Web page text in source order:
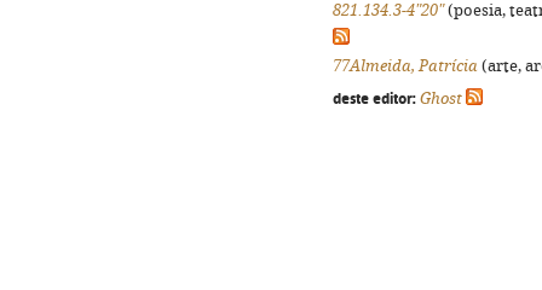
821.134.3-4"20"(poesia,
77Almeida, Patrícia (arte,
deste editor: Ghost